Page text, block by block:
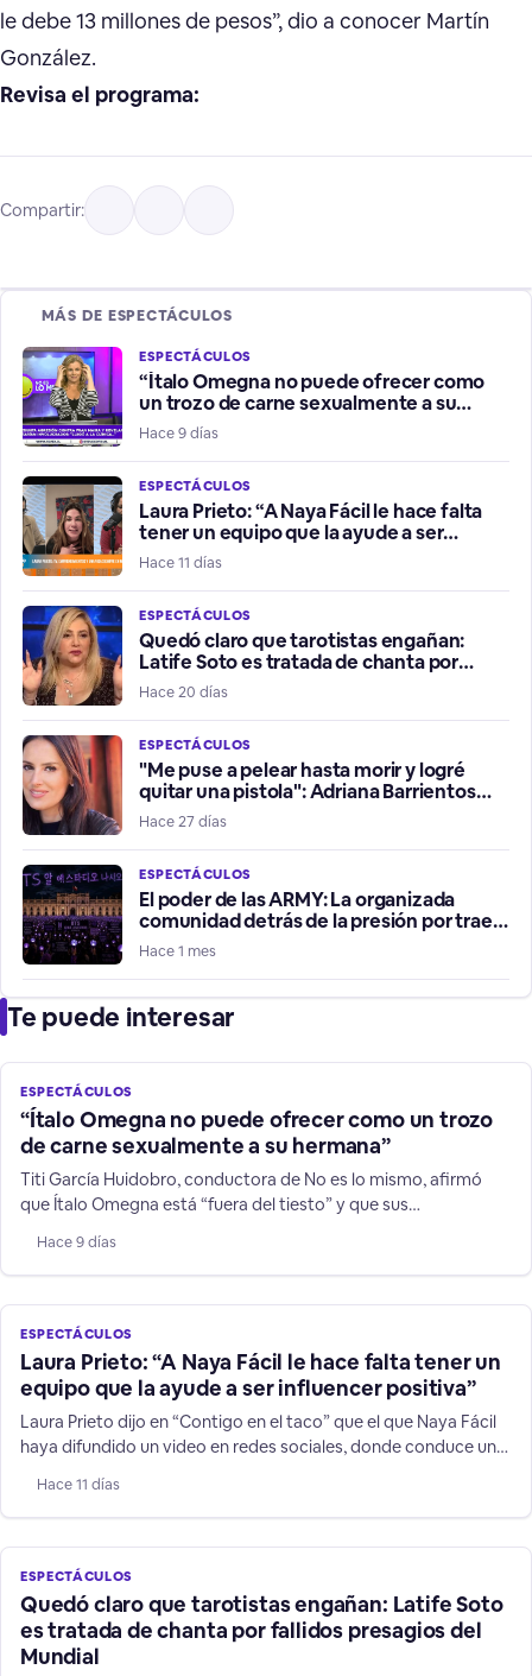
le debe 13 millones de pesos”, dio a conocer Martín
González.
Revisa el programa:
Compartir:
MÁS DE ESPECTÁCULOS
ESPECTÁCULOS
“Ítalo Omegna no puede ofrecer como
un trozo de carne sexualmente a su
hermana”
Hace 9 días
ESPECTÁCULOS
Laura Prieto: “A Naya Fácil le hace falta
tener un equipo que la ayude a ser
influencer positiva”
Hace 11 días
ESPECTÁCULOS
Quedó claro que tarotistas engañan:
Latife Soto es tratada de chanta por
fallidos presagios del Mundial
Hace 20 días
ESPECTÁCULOS
"Me puse a pelear hasta morir y logré
quitar una pistola": Adriana Barrientos
relata violento robo de su vehículo
Hace 27 días
ESPECTÁCULOS
El poder de las ARMY: La organizada
comunidad detrás de la presión por traer
a BTS a Chile
Hace 1 mes
Te puede interesar
ESPECTÁCULOS
“Ítalo Omegna no puede ofrecer como un trozo
de carne sexualmente a su hermana”
Titi García Huidobro, conductora de No es lo mismo, afirmó
que Ítalo Omegna está “fuera del tiesto” y que sus
Hace 9 días
ESPECTÁCULOS
Laura Prieto: “A Naya Fácil le hace falta tener un
equipo que la ayude a ser influencer positiva”
Laura Prieto dijo en “Contigo en el taco” que el que Naya Fácil
haya difundido un video en redes sociales, donde conduce un
irresponsabilidad sobre todo frente a niños y jóvenes que la
siguen.
Hace 11 días
ESPECTÁCULOS
Quedó claro que tarotistas engañan: Latife Soto
es tratada de chanta por fallidos presagios del
Mundial